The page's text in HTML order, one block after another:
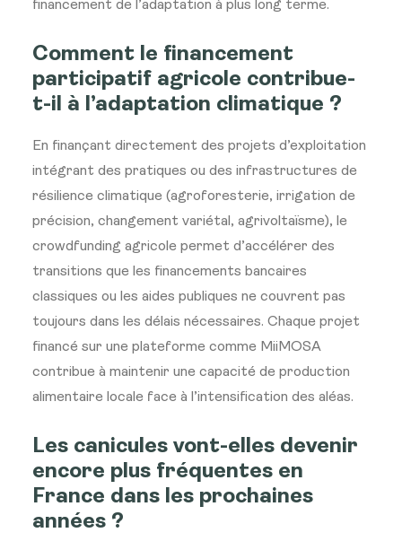
financement de l’adaptation à plus long terme.
Comment le financement
participatif agricole contribue-
t-il à l’adaptation climatique ?
En finançant directement des projets d’exploitation
intégrant des pratiques ou des infrastructures de
résilience climatique (agroforesterie, irrigation de
précision, changement variétal, agrivoltaïsme), le
crowdfunding agricole permet d’accélérer des
transitions que les financements bancaires
classiques ou les aides publiques ne couvrent pas
toujours dans les délais nécessaires. Chaque projet
financé sur une plateforme comme MiiMOSA
contribue à maintenir une capacité de production
alimentaire locale face à l’intensification des aléas.
Les canicules vont-elles devenir
encore plus fréquentes en
France dans les prochaines
années ?